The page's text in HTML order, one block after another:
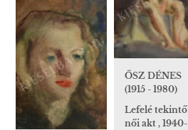
ŐSZ DÉNES
(1915 - 1980)
Lefelé tekintő
női akt , 1940-